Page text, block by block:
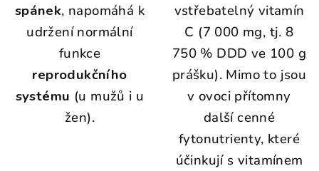
spánek, napomáhá k
udržení normální
funkce
reprodukčního
systému (u mužů i u
žen).
vstřebatelný vitamín
C (7 000 mg, tj. 8
750 % DDD ve 100 g
prášku). Mimo to jsou
v ovoci přítomny
další cenné
fytonutrienty, které
účinkují s vitamínem